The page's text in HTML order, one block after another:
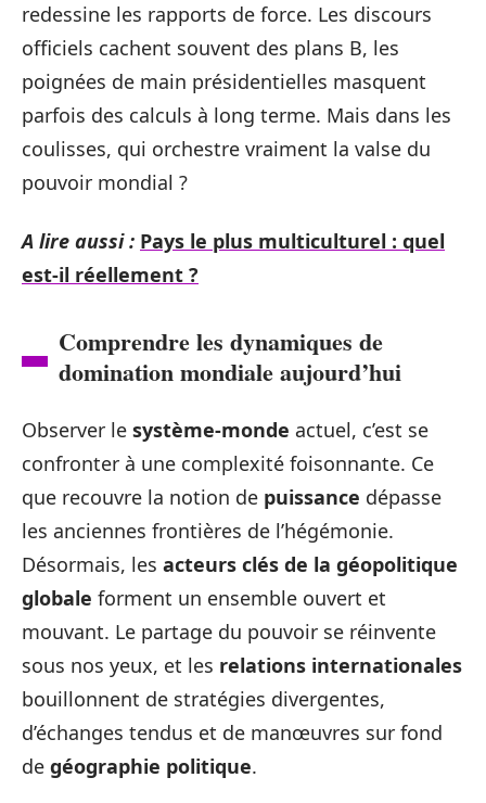
redessine les rapports de force. Les discours
officiels cachent souvent des plans B, les
poignées de main présidentielles masquent
parfois des calculs à long terme. Mais dans les
coulisses, qui orchestre vraiment la valse du
pouvoir mondial ?
A lire aussi : Pays le plus multiculturel : quel
est-il réellement ?
Comprendre les dynamiques de
domination mondiale aujourd’hui
Observer le système-monde actuel, c’est se
confronter à une complexité foisonnante. Ce
que recouvre la notion de puissance dépasse
les anciennes frontières de l’hégémonie.
Désormais, les acteurs clés de la géopolitique
globale forment un ensemble ouvert et
mouvant. Le partage du pouvoir se réinvente
sous nos yeux, et les relations internationales
bouillonnent de stratégies divergentes,
d’échanges tendus et de manœuvres sur fond
de géographie politique.